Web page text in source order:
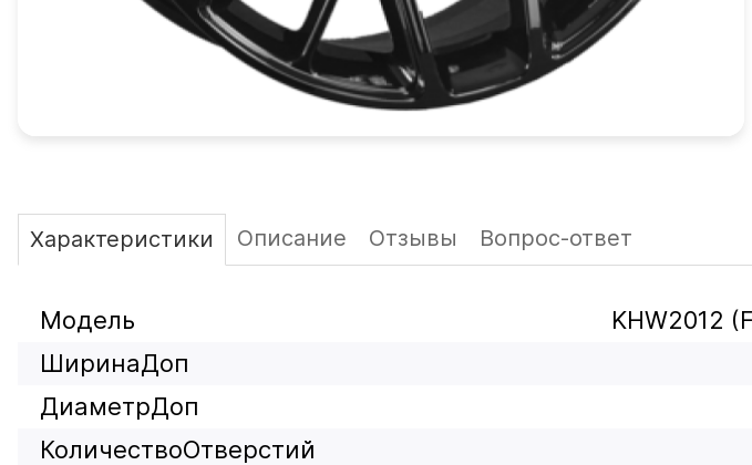
Характеристики Описание Отзывы Вопрос-ответ
Модель
KHW2012
ШиринаДоп
ДиаметрДоп
КоличествоОтверстий